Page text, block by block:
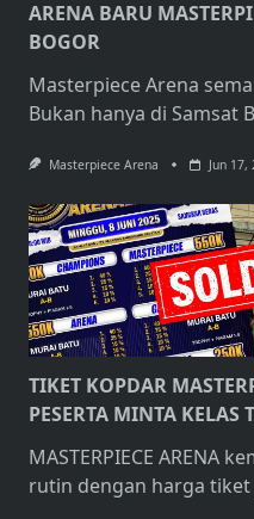
ARENA BARU
BOGOR
Masterpiece Arena
Bukan hanya di Samsat
Masterpiece Arena Jun 17,
TIKET KOPDAR
PESERTA MINTA KELAS
MASTERPIECE ARENA
rutin dengan harga tiket